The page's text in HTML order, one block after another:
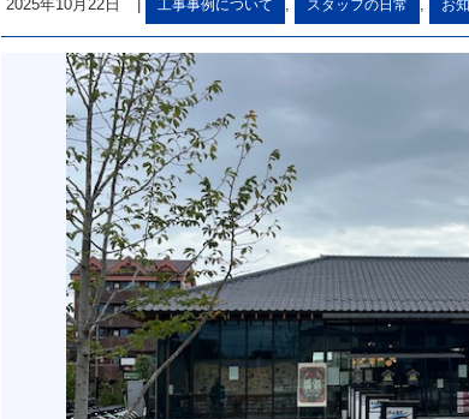
2025年10月22日 工事事例について , スタッフの日常 , お